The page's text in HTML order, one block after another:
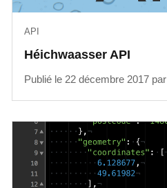
Héichwaasser API
API
Publié le 22 décembre 2017 par